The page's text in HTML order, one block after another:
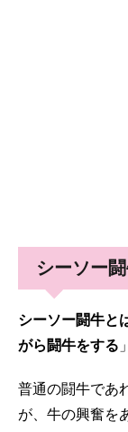
シーソー
シーソー闘牛と
がら闘牛をする
普通の闘牛であ
が、牛の興奮を